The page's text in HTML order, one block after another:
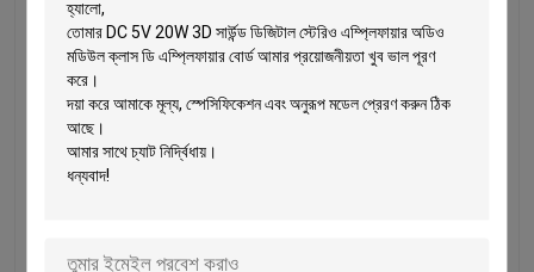
CA-0518 LED ইউনিভার্সাল
ব্যাকলাইট কনস্ট্যান্ট কারেন্ট বোর্ড
ভালো দাম